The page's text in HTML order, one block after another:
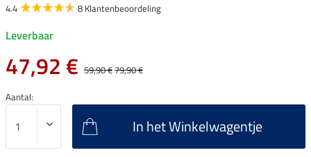
4.4 8 Klantenbeoordeling
Leverbaar
47,92 € 59,90 €79,90 €
Aantal:
In het Winkelwagentje